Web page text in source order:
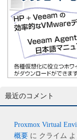
最近のコメント
Proxmox Virtual
概要 に クライム よ